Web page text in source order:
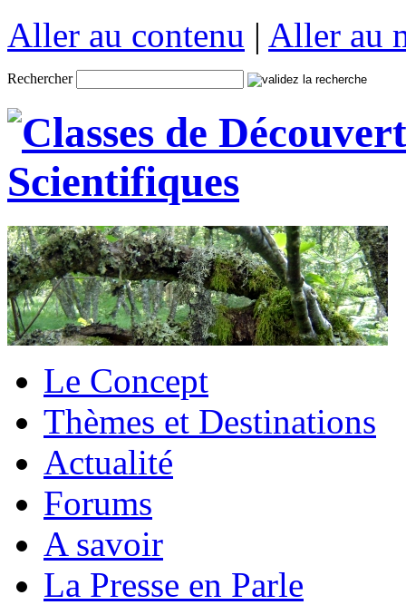
Aller au contenu | Aller au
Rechercher
Le Concept
Thèmes et Destinations
Actualité
Forums
A savoir
La Presse en Parle